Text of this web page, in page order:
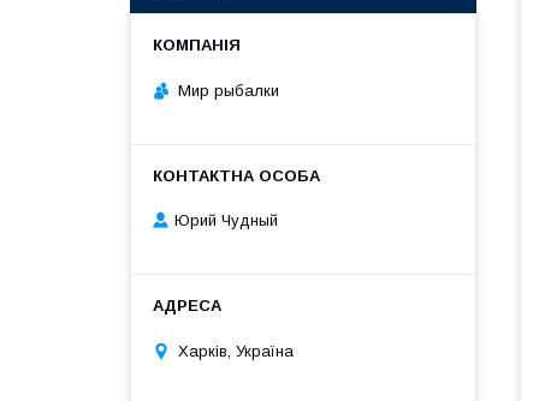
Мир рыбалки
Юрий Чудный
Харків, Україна